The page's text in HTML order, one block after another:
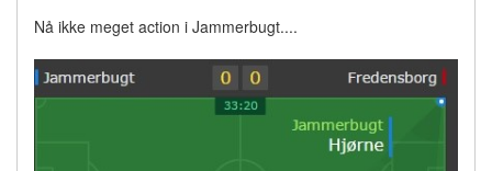
Nå ikke meget action i Jammerbugt....